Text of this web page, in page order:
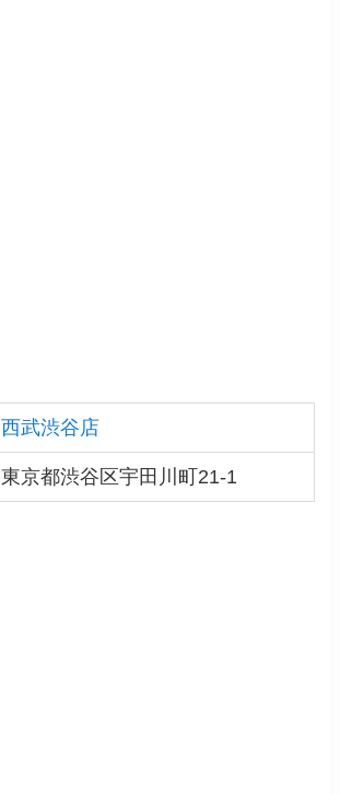
西武渋谷店
東京都渋谷区宇田川町21-1